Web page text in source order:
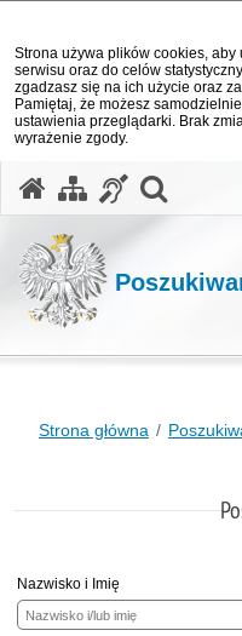
Strona używa plików cookies, aby
serwisu oraz do celów
zgadzasz się na ich użycie oraz
Pamiętaj, że możesz
ustawienia przeglądarki. Brak
wyrażenie zgody.
Strona główna
Nazwisko i Imię